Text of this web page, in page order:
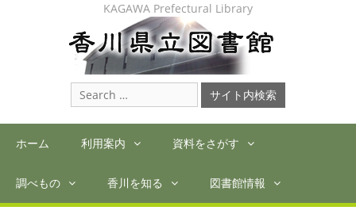
KAGAWA Prefectural Library
Search
for:
ホーム 利用案内 資料をさがす
調べもの 香川を知る 図書館情報